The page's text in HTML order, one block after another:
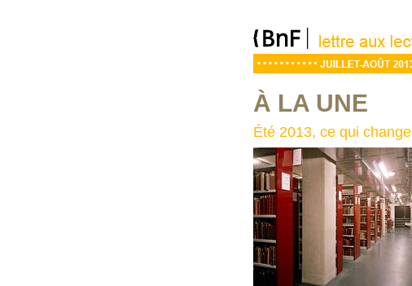
À LA UNE
Été 2013, ce qui change